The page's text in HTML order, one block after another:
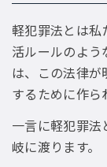
軽犯罪法とは
活ルールのよ
は、この法律
するために作ら
一言に軽犯罪
岐に渡ります。